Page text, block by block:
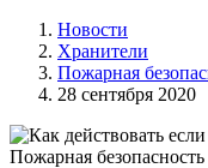
Новости
Хранители
Пожарная
28 сентября 2020
Пожарная безопасность